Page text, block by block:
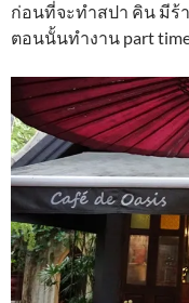
ก่อนที่จะทำสปา คิน มีร้
ตอนนั้นทำงาน part